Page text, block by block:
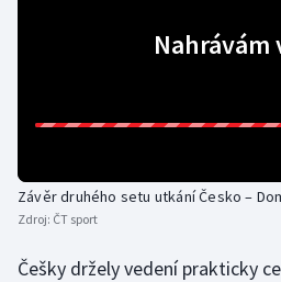
Ragby
Nahrávám
Závěr druhého setu utkání Česko –
Zdroj: ČT sport
Češky držely vedení prakticky